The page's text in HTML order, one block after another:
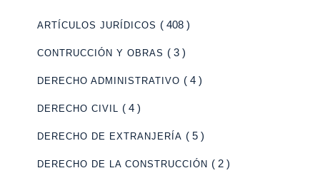
ARTÍCULOS JURÍDICOS ( 408 )
CONTRUCCIÓN Y OBRAS ( 3 )
DERECHO ADMINISTRATIVO ( 4 )
DERECHO CIVIL ( 4 )
DERECHO DE EXTRANJERÍA ( 5 )
DERECHO DE LA CONSTRUCCIÓN ( 2 )